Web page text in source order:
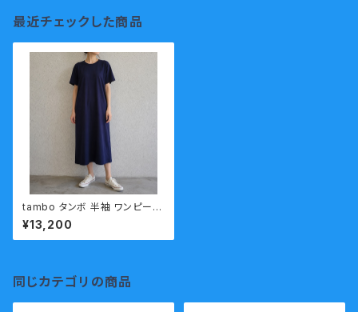
最近チェックした商品
tambo タンボ 半袖 ワンピース
Hight Flutter ハイフラッターD
T6 度詰め 吊り編み
¥13,200
同じカテゴリの商品